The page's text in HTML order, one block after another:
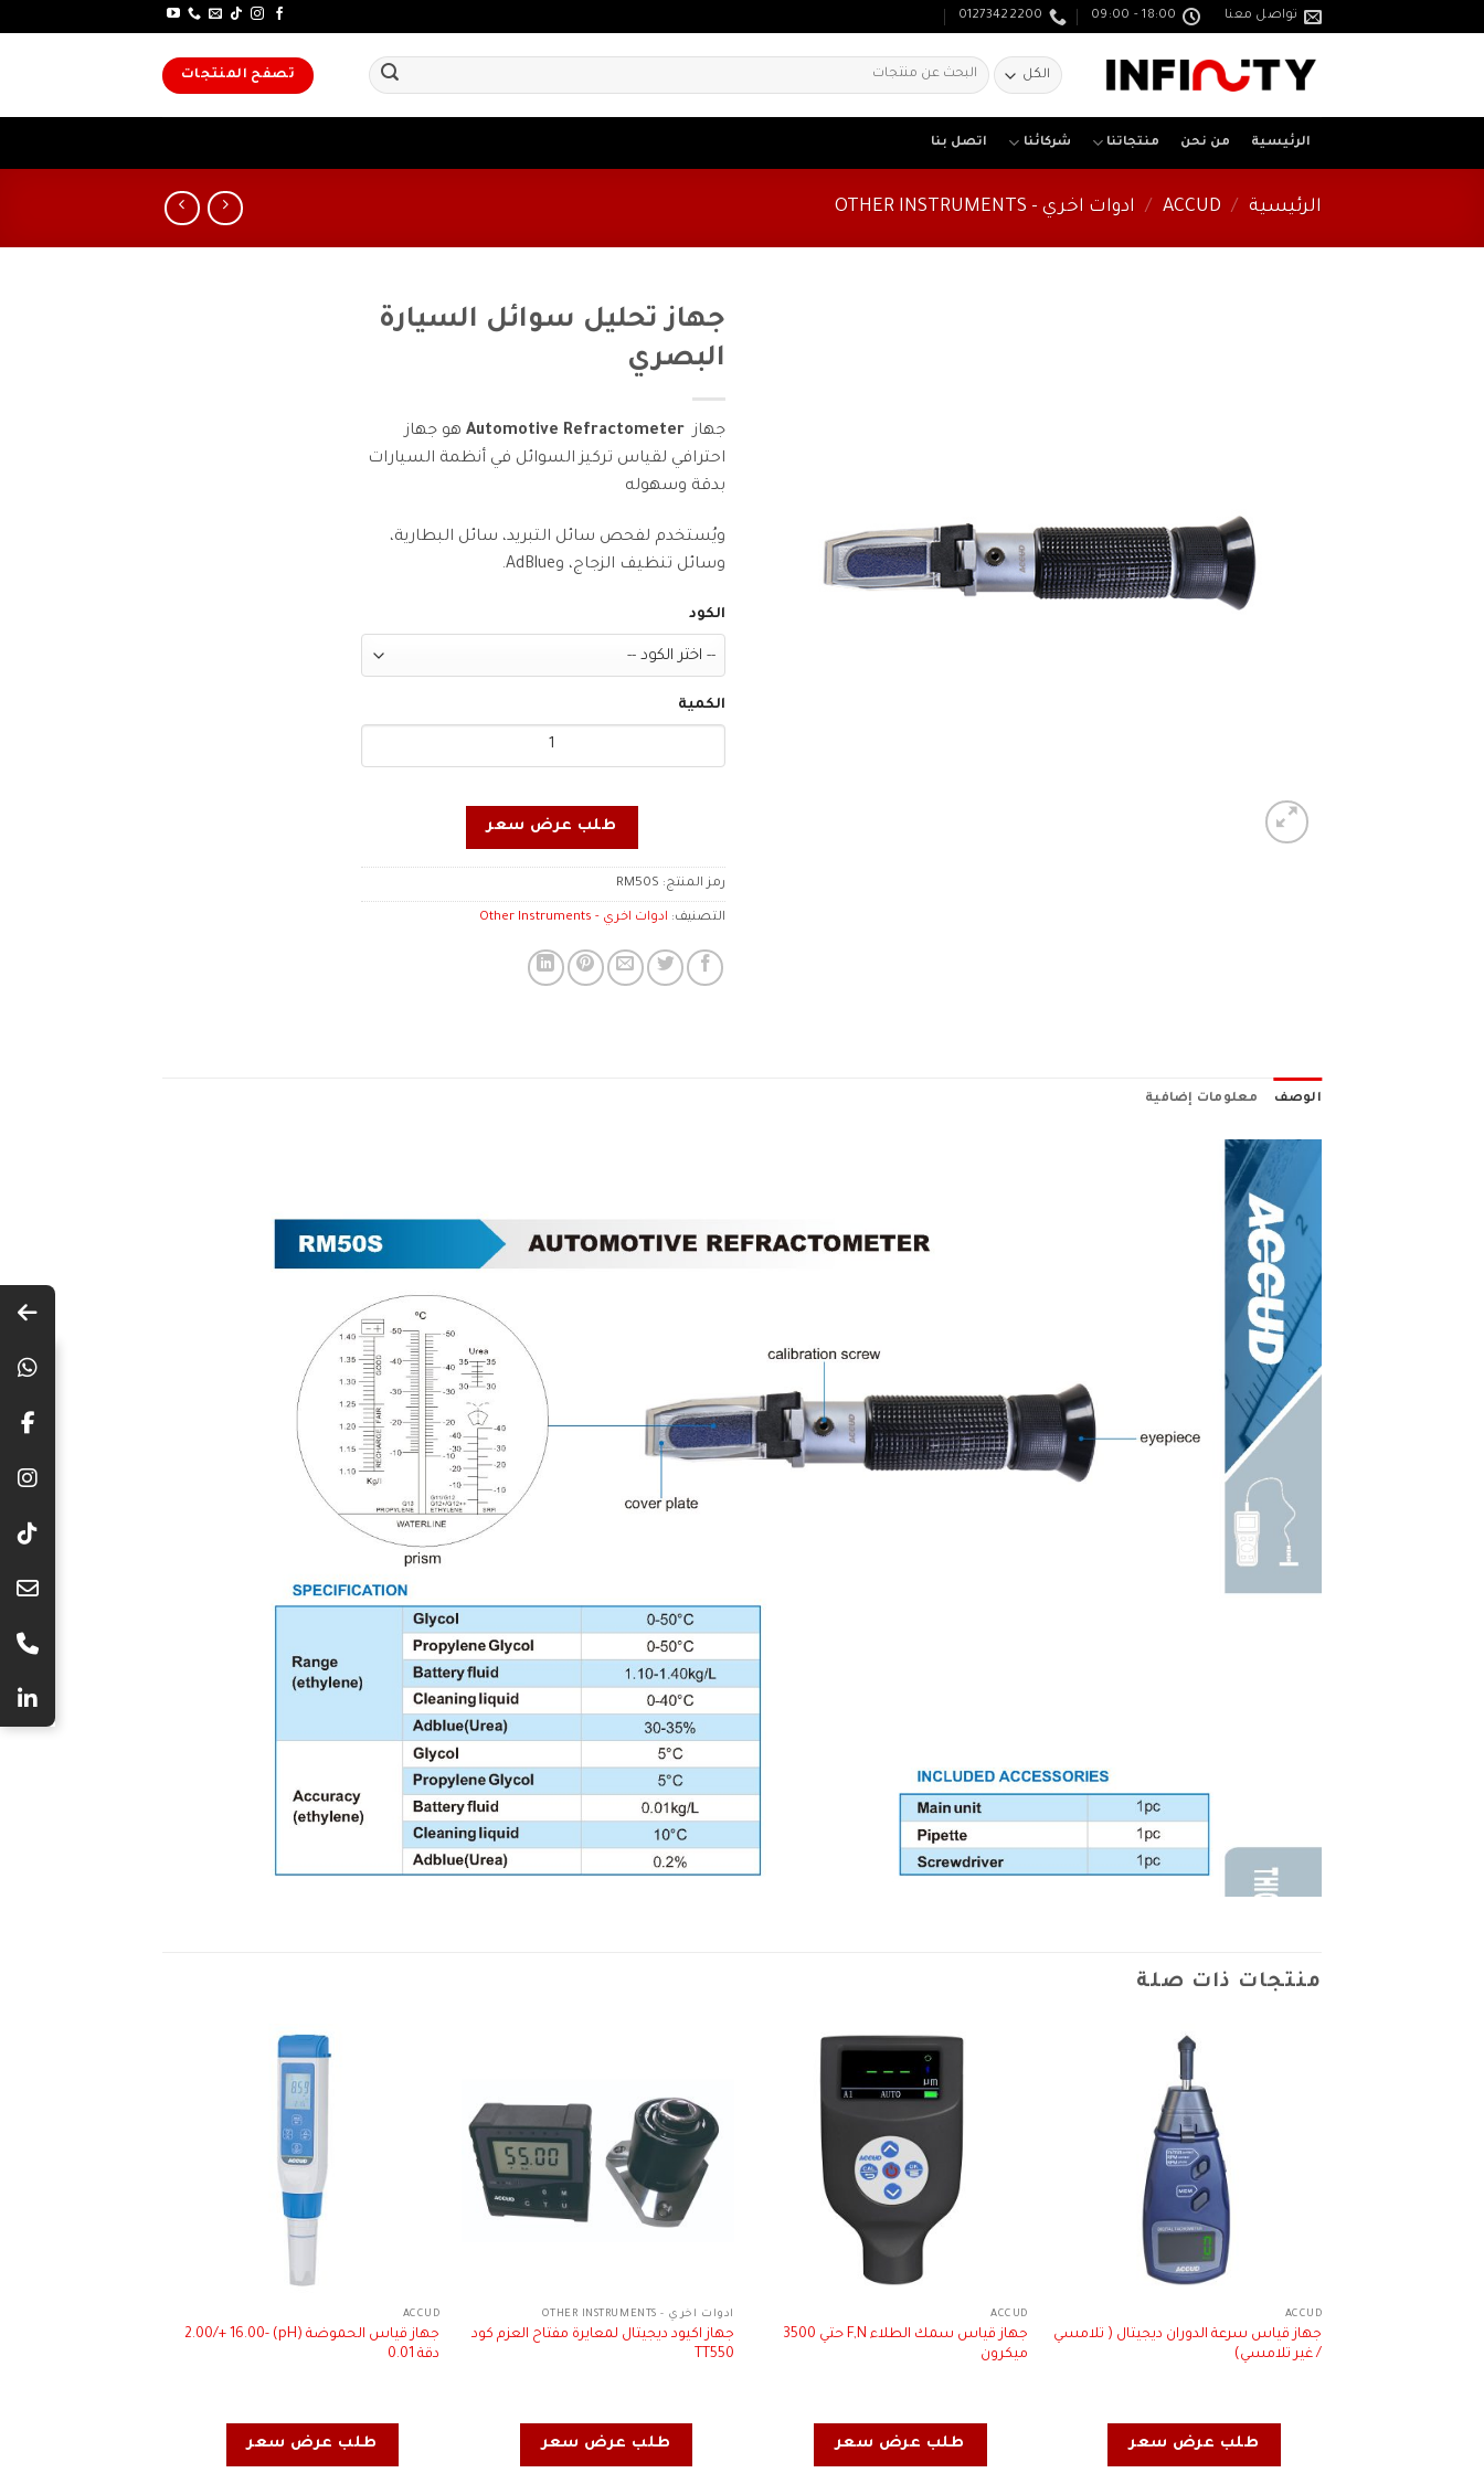
تواصل معنا 18:00 - 09:00
01273422200
البحث
عن:
تصفح المنتجات
الرئيسية من نحن منتجاتنا شركائنا اتصل بنا
الرئيسية /
ACCUD
/ ادوات اخري - OTHER INSTRUMENTS
جهاز تحليل سوائل السيارة
البصري
جهاز
هو جهاز
احترافي لقياس تركيز السوائل في أنظمة السيارات
بدقة وسهوله
ويُستخدم لفحص سائل التبريد، سائل البطارية،
وسائل تنظيف الزجاج، وAdBlue.
الكود
الكمية
طلب عرض سعر
رمز المنتج: RM50S
التصنيف: ادوات اخري - Other Instruments
الوصف معلومات إضافية
منتجات ذات صلة
ACCUD
جهاز قياس سرعة الدوران ديجيتال ( تلامسي
/ غير تلامسي)
طلب عرض سعر
ACCUD
جهاز قياس سمك الطلاء F,N حتي 3500
ميكرون
طلب عرض سعر
ادوات اخري - OTHER INSTRUMENTS
جهاز اكيود ديجيتال لمعايرة مفتاح العزم كود
TT550
طلب عرض سعر
ACCUD
جهاز قياس الحموضة (pH) -2.00/+ 16.00
دقة 0.01
طلب عرض سعر